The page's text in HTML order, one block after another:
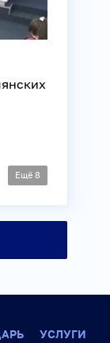
Ещё 8
УСЛУГИ